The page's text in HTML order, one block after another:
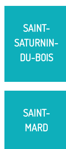
SAINT-
SATURNIN-
DU-BOIS
SAINT-
MARD